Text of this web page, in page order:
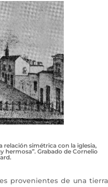
relación simétrica con la iglesia,
hermosa”. Grabado de Cornelio
provenientes de una tierra